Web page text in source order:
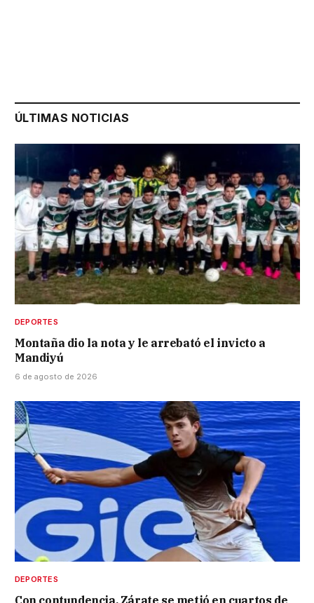
ÚLTIMAS NOTICIAS
DEPORTES
Montaña dio la nota y le arrebató el invicto a
Mandiyú
6 de agosto de 2026
DEPORTES
Con contundencia, Zárate se metió en cuartos de